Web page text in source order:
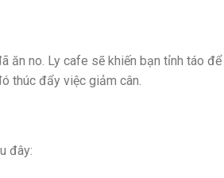
ăn no. Ly cafe sẽ khiến bạn tỉnh táo để
thúc đẩy việc giảm cân.
đây: